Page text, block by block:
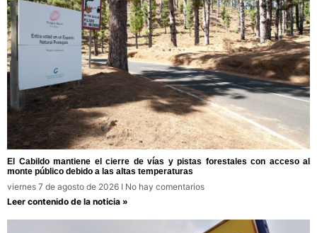
El Cabildo mantiene el cierre de vías y pistas forestales con acceso al
monte público debido a las altas temperaturas
viernes 7 de agosto de 2026
No hay comentarios
Leer contenido de la noticia »